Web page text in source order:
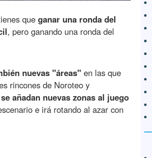
que ganar una ronda del
, pero ganando una ronda del
nuevas "áreas" en las que
rincones de Noroteo y
se añadan nuevas zonas al juego
e irá rotando al azar con